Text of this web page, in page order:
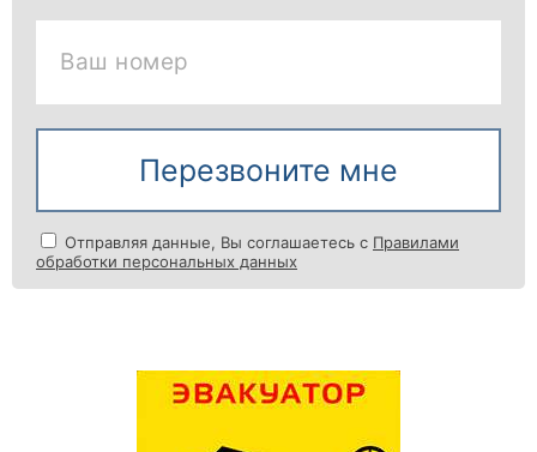
Ваш номер
Перезвоните мне
Отправляя данные, Вы соглашаетесь с Правилами
обработки персональных данных